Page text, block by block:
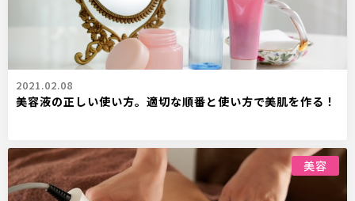
2021.02.08
美容液の正しい使い方。適切な順番と使い方で美肌を作る！
美容